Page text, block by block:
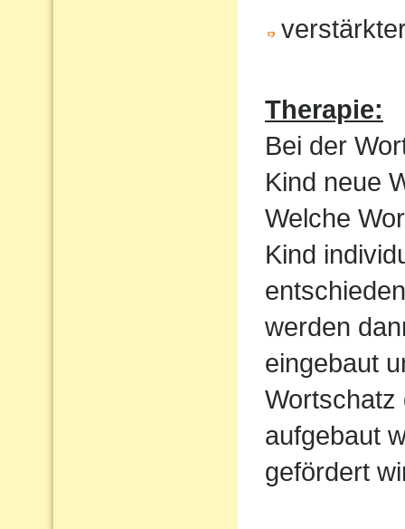
Therapie:
Bei der
Kind neue
Welche
Kind
werden
eingebaut
Wortschatz
aufgebaut
gefördert